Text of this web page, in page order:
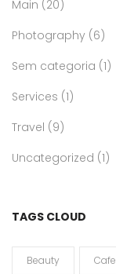
Main (20)
Photography (6)
Sem categoria (1)
Services (1)
Travel (9)
Uncategorized (1)
TAGS CLOUD
Beauty Cafe